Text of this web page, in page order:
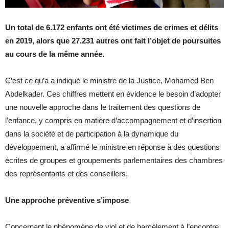
Un total de 6.172 enfants ont été victimes de crimes et délits
en 2019, alors que 27.231 autres ont fait l’objet de poursuites
au cours de la même année.
C’est ce qu’a a indiqué le ministre de la Justice, Mohamed Ben
Abdelkader. Ces chiffres mettent en évidence le besoin d’adopter
une nouvelle approche dans le traitement des questions de
l’enfance, y compris en matière d’accompagnement et d’insertion
dans la société et de participation à la dynamique du
développement, a affirmé le ministre en réponse à des questions
écrites de groupes et groupements parlementaires des chambres
des représentants et des conseillers.
Une approche préventive s’impose